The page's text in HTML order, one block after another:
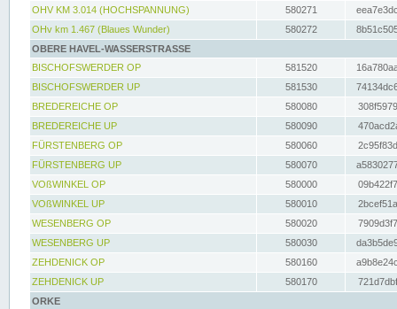
OHV KM 3.014 (HOCHSPANNUNG)
580271
OHv km 1.467 (Blaues Wunder)
580272
OBERE HAVEL-WASSERSTRASSE
BISCHOFSWERDER OP
581520
BISCHOFSWERDER UP
581530
BREDEREICHE OP
580080
BREDEREICHE UP
580090
FÜRSTENBERG OP
580060
FÜRSTENBERG UP
580070
VOßWINKEL OP
580000
VOßWINKEL UP
580010
WESENBERG OP
580020
WESENBERG UP
580030
ZEHDENICK OP
580160
ZEHDENICK UP
580170
ORKE